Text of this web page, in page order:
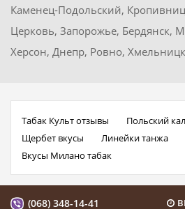
Каменец-Подольский,
Церковь, Запорожье, Бердянск,
Херсон, Днепр, Ровно,
Табак Культ отзывы
Польский
Щербет вкусы
Линейки танжа
Вкусы Милано табак
(068) 348-14-41